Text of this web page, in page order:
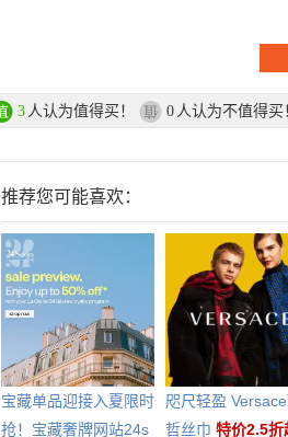
3 人认为值得买！ 0 人认为不值得买
推荐您可能喜欢：
宝藏单品迎接入夏限时
抢！宝藏奢牌网站24s
咫尺轻盈
哲丝巾 特价2.5折